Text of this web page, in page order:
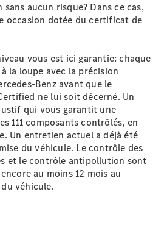
aucun risque? Dans ce cas,
occasion dotée du certificat de
vous est ici garantie: chaque
la loupe avec la précision
Benz avant que le
ne lui soit décerné. Un
qui vous garantit une
111 composants contrôlés, en
Un entretien actuel a déjà été
du véhicule. Le contrôle des
et le contrôle antipollution sont
au moins 12 mois au
véhicule.